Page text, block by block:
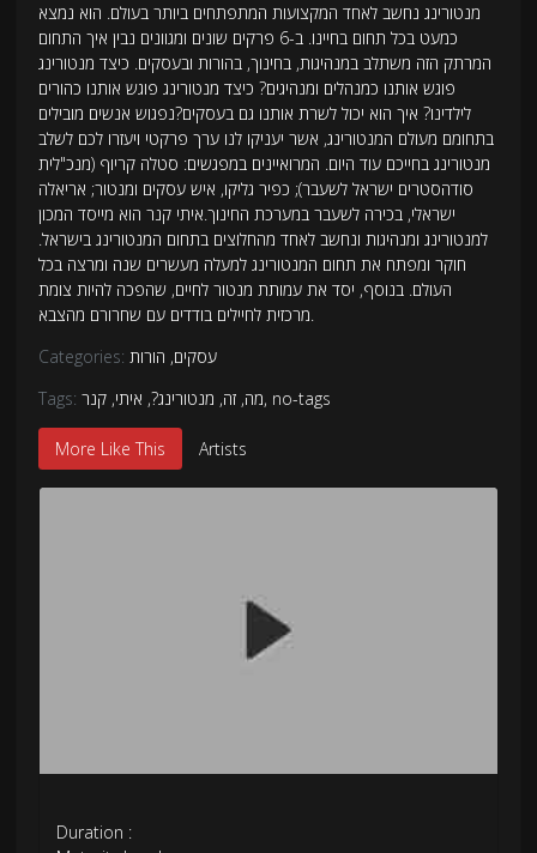
מנטורינג נחשב לאחד המקצועות המתפתחים ביותר בעולם. הוא נמצא
כמעט בכל תחום בחיינו. ב-6 פרקים שונים ומגוונים נבין איך התחום
המרתק הזה משתלב במנהיגות, בחינוך, בהורות ובעסקים. כיצד מנטורינג
פוגש אותנו כמנהלים ומנהיגים? כיצד מנטורינג פוגש אותנו כהורים
לילדינו? איך הוא יכול לשרת אותנו גם בעסקים?נפגוש אנשים מובילים
בתחומם מעולם המנטורינג, אשר יעניקו לנו ערך פרקטי ויעזרו לכם לשלב
מנטורינג בחייכם עוד היום. המרואיינים במפגשים: סטלה קריוף (מנכ"לית
סודהסטרים ישראל לשעבר); כפיר גליקו, איש עסקים ומנטור; אריאלה
ישראלי, בכירה לשעבר במערכת החינוך.איתי קנר הוא מייסד המכון
למנטורינג ומנהיגות ונחשב לאחד מהחלוצים בתחום המנטורינג בישראל.
חוקר ומפתח את תחום המנטורינג למעלה מעשרים שנה ומרצה בכל
העולם. בנוסף, יסד את עמותת מנטור לחיים, שהפכה להיות צומת
מרכזית לחיילים בודדים עם שחרורם מהצבא.
Categories:
עסקים, הורות
Tags:
מה,זה, מנטורינג?, איתי,קנר , no-tags
More Like This Artists
Duration :